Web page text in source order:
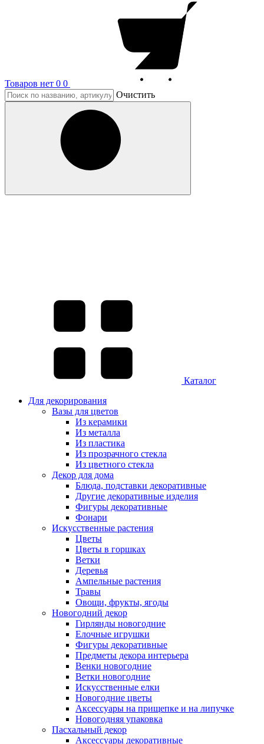
Товаров нет 0 0
Очистить
Каталог
Для декорирования
Вазы для цветов
Из керамики
Из металла
Из пластика
Из прозрачного стекла
Из цветного стекла
Декор для дома
Блюда, подставки декоративные
Другие декоративные изделия
Фигуры декоративные
Фонари
Искусственные растения
Цветы
Цветы в горшках
Ветки
Деревья
Ампельные растения
Травы
Овощи, фрукты, ягоды
Новогодний декор
Гирлянды новогодние
Елочные игрушки
Фигуры декоративные
Предметы декора интерьера
Венки новогодние
Ветки новогодние
Искусственные елки
Новогодние цветы
Аксессуары на прищепке и на липучке
Новогодняя упаковка
Пасхальный декор
Аксессуары декоративные